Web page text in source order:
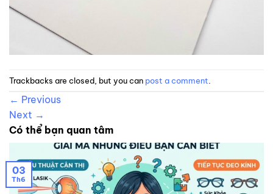
Trackbacks are closed, but you can post a comment
← Previous
Next →
Có thể bạn quan tâm
03
Th6